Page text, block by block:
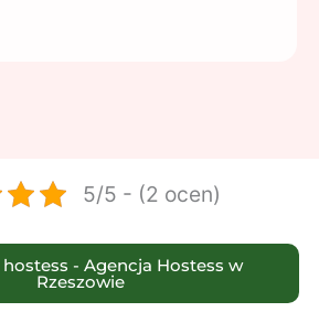
5/5 - (2 ocen)
- Agencja Hostess w
Rzeszowie